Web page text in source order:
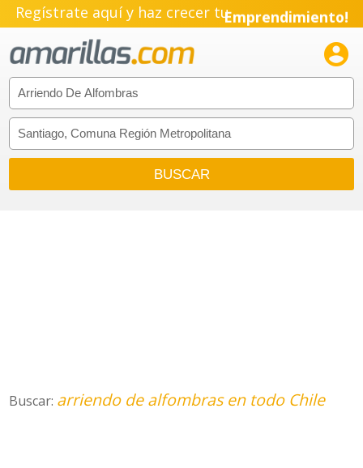
Regístrate aquí y haz crecer tuEmprendimiento!

Buscar: arriendo de alfombras en todo Chile